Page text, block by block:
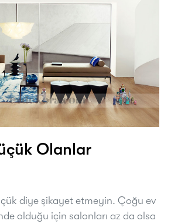
Olanlar
diye şikayet etmeyin. Çoğu ev
olduğu için salonları az da olsa